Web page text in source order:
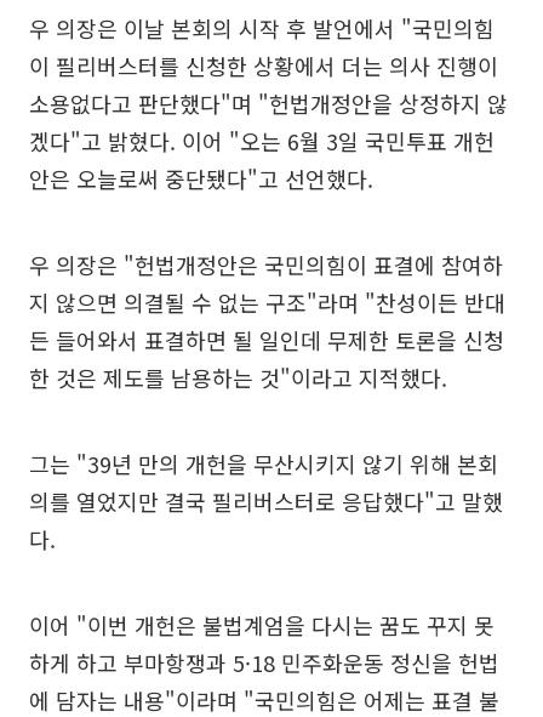
우 의장은 이날 본회의 시작 후 발언에서 "국민의힘
이 필리버스터를 신청한 상황에서 더는 의사 진행이
소용없다고 판단했다"며 "헌법개정안을 상정하지 않
겠다"고 밝혔다. 이어 "오는 6월 3일 국민투표 개헌
안은 오늘로써 중단됐다"고 선언했다.
우 의장은 "헌법개정안은 국민의힘이 표결에 참여하
지 않으면 의결될 수 없는 구조"라며 "찬성이든 반대
든 들어와서 표결하면 될 일인데 무제한 토론을 신청
한 것은 제도를 남용하는 것"이라고 지적했다.
그는 "39년 만의 개헌을 무산시키지 않기 위해 본회
의를 열었지만 결국 필리버스터로 응답했다"고 말했
다.
이어 "이번 개헌은 불법계엄을 다시는 꿈도 꾸지 못
하게 하고 부마항쟁과 5·18 민주화운동 정신을 헌법
에 담자는 내용"이라며 "국민의힘은 어제는 표결 불